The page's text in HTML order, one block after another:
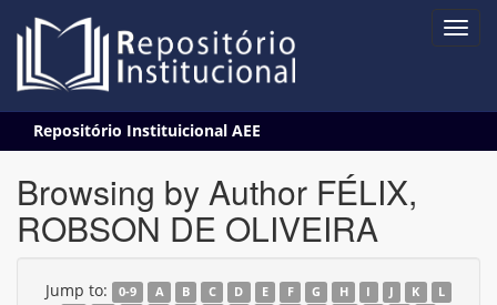
navigation
Repositório Instituicional AEE
Browsing by Author FÉLIX,
ROBSON DE OLIVEIRA
Jump to: 0-9 A B C D E F G H I J K
L